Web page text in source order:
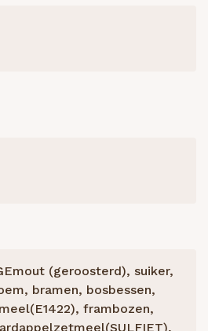
(geroosterd), suiker,
bramen, bosbessen,
frambozen,